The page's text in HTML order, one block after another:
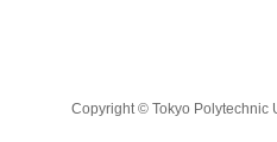
Copyright © Tokyo Polytechnic